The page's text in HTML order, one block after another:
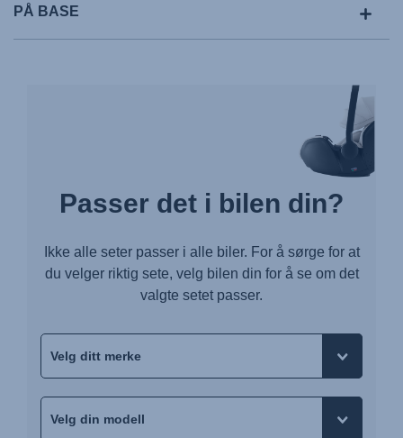
PÅ BASE
Passer det i bilen din?
Ikke alle seter passer i alle biler. For å sørge for at
du velger riktig sete, velg bilen din for å se om det
valgte setet passer.